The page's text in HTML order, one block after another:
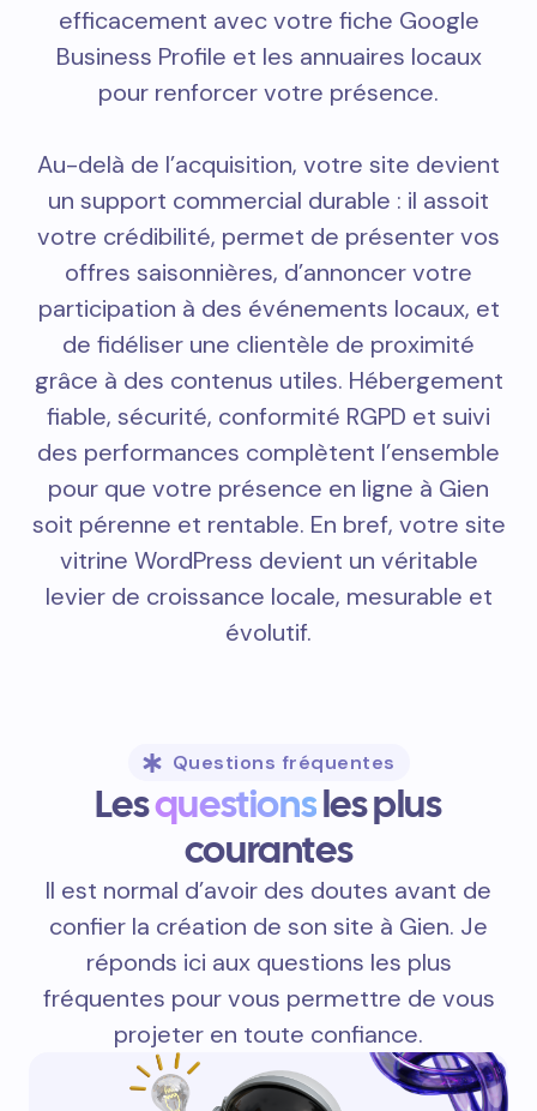
efficacement avec votre fiche Google
Business Profile et les annuaires locaux
pour renforcer votre présence.
Au-delà de l’acquisition, votre site devient
un support commercial durable : il assoit
votre crédibilité, permet de présenter vos
offres saisonnières, d’annoncer votre
participation à des événements locaux, et
de fidéliser une clientèle de proximité
grâce à des contenus utiles. Hébergement
fiable, sécurité, conformité RGPD et suivi
des performances complètent l’ensemble
pour que votre présence en ligne à Gien
soit pérenne et rentable. En bref, votre site
vitrine WordPress devient un véritable
levier de croissance locale, mesurable et
évolutif.
Questions fréquentes
Lesquestionsles plus
courantes
Il est normal d’avoir des doutes avant de
confier la création de son site à Gien. Je
réponds ici aux questions les plus
fréquentes pour vous permettre de vous
projeter en toute confiance.